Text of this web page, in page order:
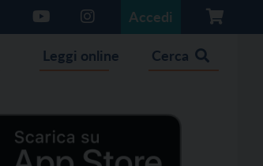
Accedi
Leggi online Cerca